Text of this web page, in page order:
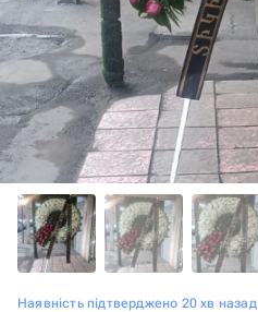
Наявність підтверджено 20 хв назад